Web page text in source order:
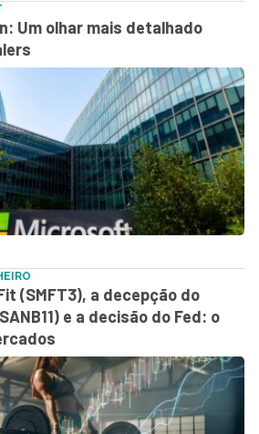
Um olhar mais detalhado
(SMFT3), a decepção do
e a decisão do Fed: o